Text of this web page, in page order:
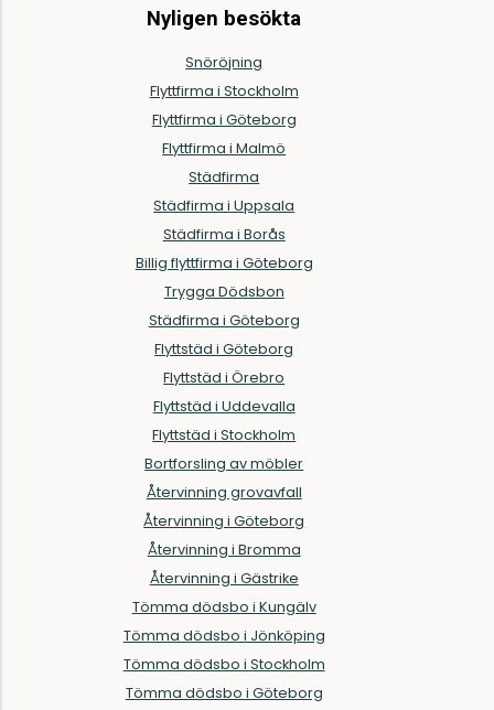
Nyligen besökta
Snöröjning
Flyttfirma i Stockholm
Flyttfirma i Göteborg
Flyttfirma i Malmö
Städfirma
Städfirma i Uppsala
Städfirma i Borås
Billig flyttfirma i Göteborg
Trygga Dödsbon
Städfirma i Göteborg
Flyttstäd i Göteborg
Flyttstäd i Örebro
Flyttstäd i Uddevalla
Flyttstäd i Stockholm
Bortforsling av möbler
Återvinning grovavfall
Återvinning i Göteborg
Återvinning i Bromma
Återvinning i Gästrike
Tömma dödsbo i Kungälv
Tömma dödsbo i Jönköping
Tömma dödsbo i Stockholm
Tömma dödsbo i Göteborg